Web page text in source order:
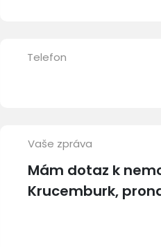
Telefon
Vaše zpráva